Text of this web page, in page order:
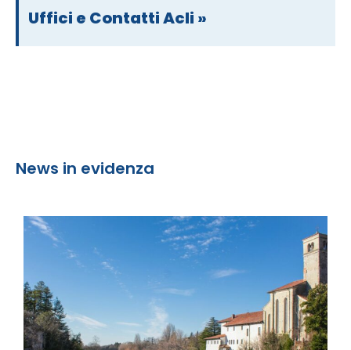
Uffici e Contatti Acli »
News in evidenza